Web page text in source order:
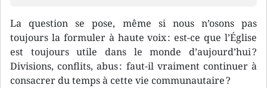
La question se pose, même si nous n’osons pas
toujours la formuler à haute voix : est-ce que l’Église
est toujours utile dans le monde d’aujourd’hui ?
Divisions, conflits, abus : faut-il vraiment continuer à
consacrer du temps à cette vie communautaire ?